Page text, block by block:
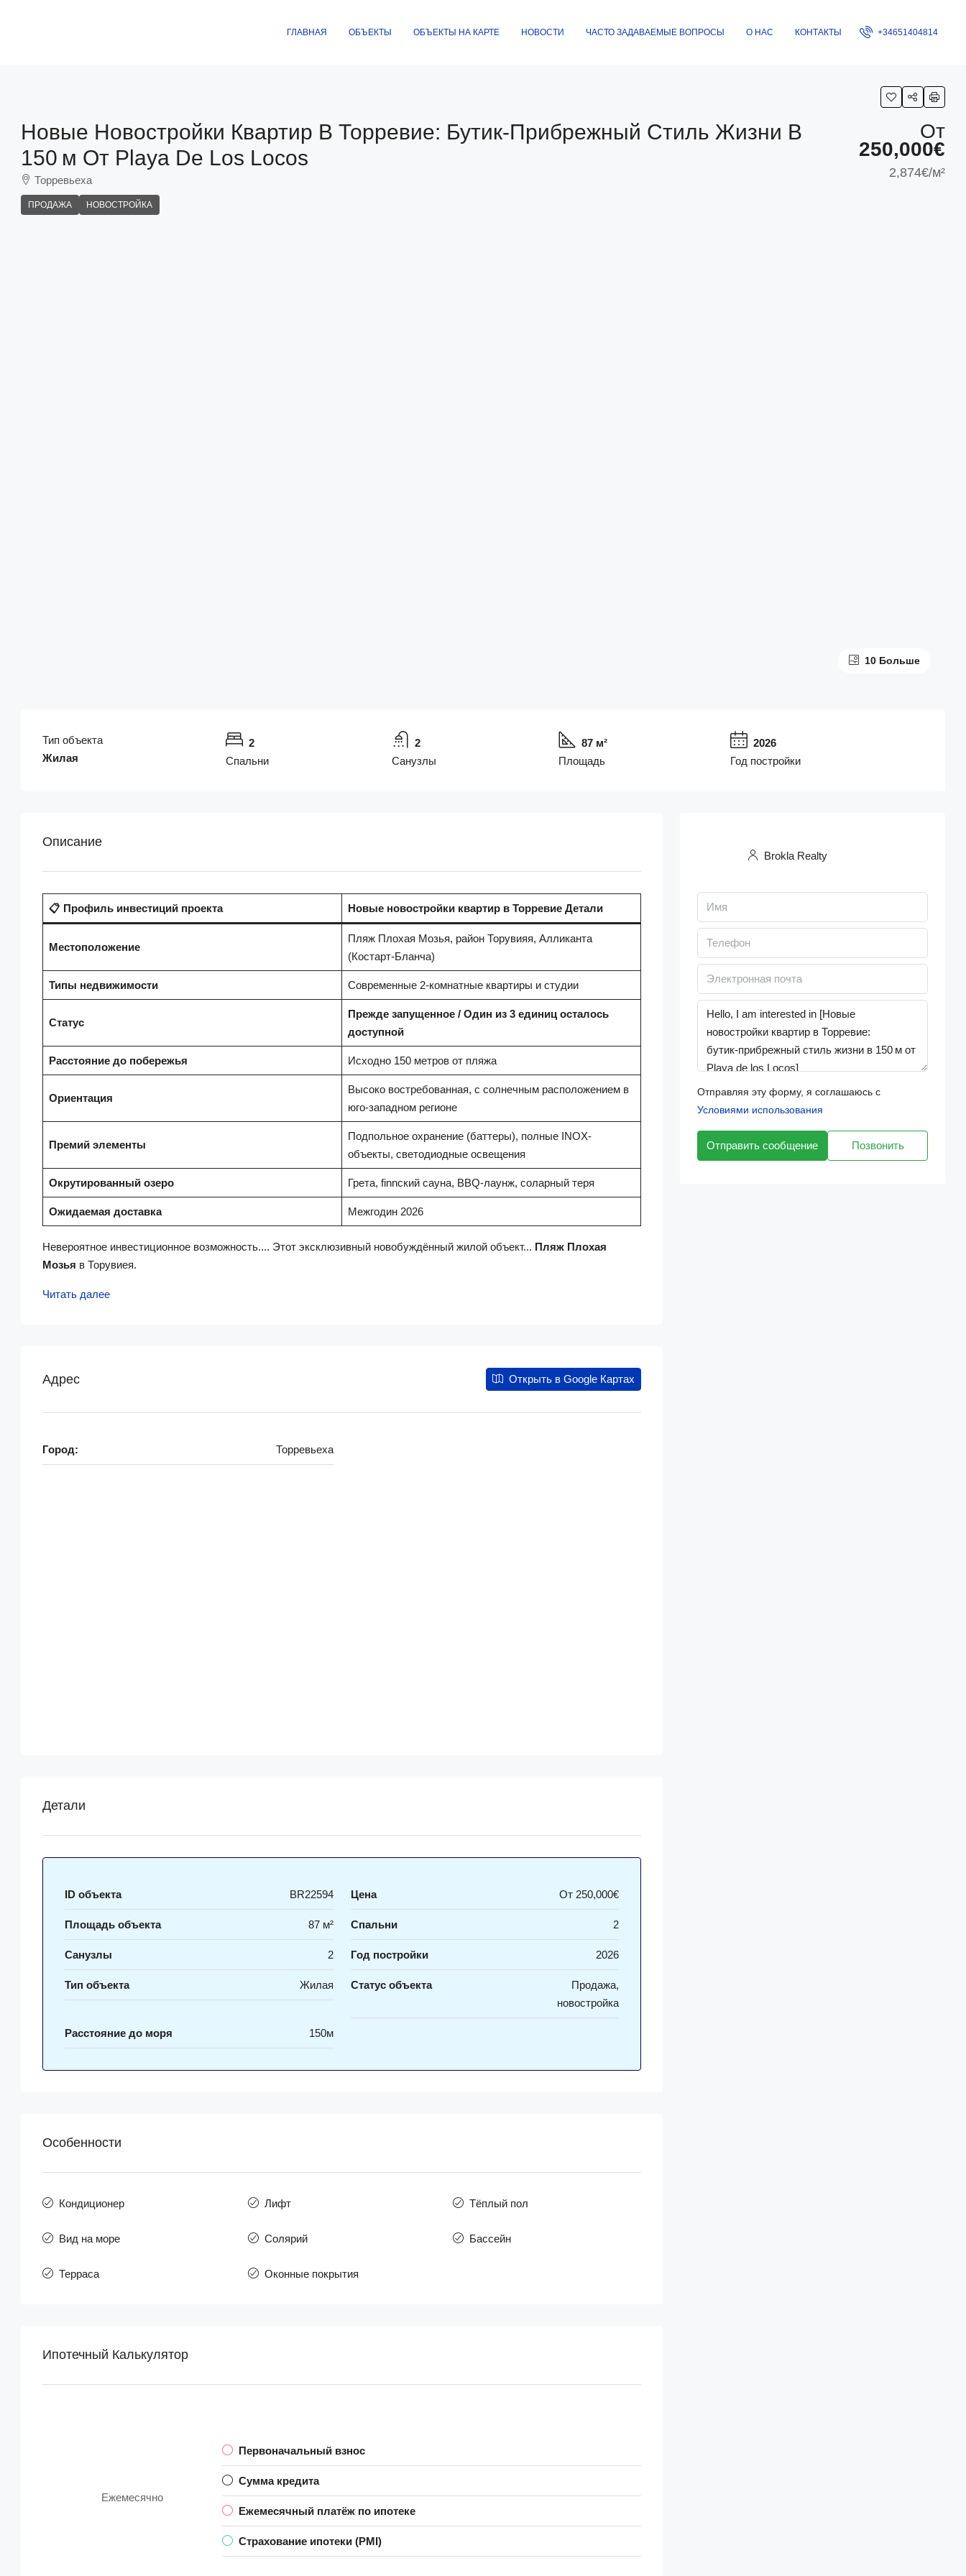
ГЛАВНАЯ ОБЪЕКТЫ ОБЪЕКТЫ НА КАРТЕ НОВОСТИ ЧАСТО ЗАДАВАЕМЫЕ ВОПРОСЫ О НАС КОНТАКТЫ +34651404814
Новые Новостройки Квартир В Торревие: Бутик‑прибрежный Стиль Жизни В
150 М От Playa De Los Locos
Торревьеха
ПРОДАЖА НОВОСТРОЙКА
От
250,000€
2,874€/м²
10 Больше
Тип объекта
Жилая
2
Спальни
2
Санузлы
87 м²
Площадь
2026
Год постройки
Описание
📋 Профиль инвестиций проекта Новые новостройки квартир в Торревие Детали
Местоположение
Пляж Плохая Мозья, район Торувияя, Алликанта
(Костарт-Бланча)
Типы недвижимости Современные 2-комнатные квартиры и студии
Статус
Прежде запущенное / Один из 3 единиц осталось
доступной
Расстояние до побережья Исходно 150 метров от пляжа
Ориентация
Высоко востребованная, с солнечным расположением в
юго-западном регионе
Премий элементы
Подпольное охранение (баттеры), полные INOX-
объекты, светодиодные освещения
Окрутированный озеро Грета, finnский сауна, BBQ-лаунж, соларный теря
Ожидаемая доставка Межгодин 2026
Невероятное инвестиционное возможность.... Этот эксклюзивный новобуждённый жилой объект... Пляж Плохая
Мозья в Торувиея.
Читать далее
Адрес Открыть в Google Картах
Город: Торревьеха
Детали
ID объекта BR22594 Цена От 250,000€
Площадь объекта 87 м² Спальни 2
Санузлы 2 Год постройки 2026
Тип объекта Жилая Статус объекта
Продажа,
новостройка
Расстояние до моря 150м
Особенности
Кондиционер Лифт Тёплый пол
Вид на море Солярий Бассейн
Терраса Оконные покрытия
Ипотечный Калькулятор
Ежемесячно
Первоначальный взнос
Сумма кредита
Ежемесячный платёж по ипотеке
Страхование ипотеки (PMI)
Brokla Realty
Отправляя эту форму, я соглашаюсь с
Условиями использования
Отправить сообщение Позвонить